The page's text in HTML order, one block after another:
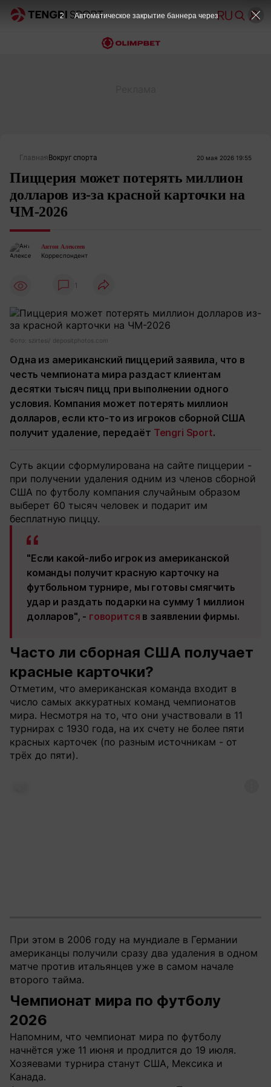
Главная Вокруг спорта 20 мая 2026 19:55
Пиццерия может потерять миллион
долларов из-за красной карточки на
ЧМ-2026
Антон Алексеев
Корреспондент
1
Фото: szirtesi/ depositphotos.com
Одна из американский пиццерий заявила, что в
честь чемпионата мира раздаст клиентам
десятки тысяч пицц при выполнении одного
условия. Компания может потерять миллион
долларов, если кто-то из игроков сборной США
получит удаление, передаёт Tengri Sport.
Суть акции сформулирована на сайте пиццерии -
при получении удаления одним из членов сборной
США по футболу компания случайным образом
выберет 60 тысяч человек и подарит им
бесплатную пиццу.
"Если какой-либо игрок из американской
команды получит красную карточку на
футбольном турнире, мы готовы смягчить
удар и раздать подарки на сумму 1 миллион
долларов", - говорится в заявлении фирмы.
Часто ли сборная США получает
красные карточки?
Отметим, что американская команда входит в
число самых аккуратных команд чемпионатов
мира. Несмотря на то, что они участвовали в 11
турнирах с 1930 года, на их счету не более пяти
красных карточек (по разным источникам - от
трёх до пяти).
При этом в 2006 году на мундиале в Германии
американцы получили сразу два удаления в одном
матче против итальянцев уже в самом начале
второго тайма.
Чемпионат мира по футболу
2026
Напомним, что чемпионат мира по футболу
начнётся уже 11 июня и продлится до 19 июля.
Хозяевами турнира станут США, Мексика и
Канада.
2 Автоматическое закрытие баннера через